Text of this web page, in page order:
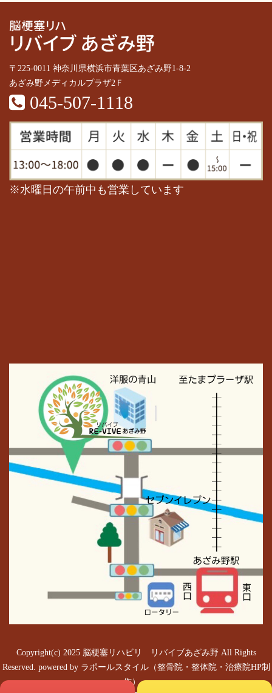
〒225-0011 神奈川県横浜市青葉区あざみ野1-8-2
あざみ野メディカルプラザ2Ｆ
045-507-1118
※水曜日の午前中も営業しています
Copyright(c) 2025 脳梗塞リハビリ リバイブあざみ野 All Rights
Reserved. powered by ラポールスタイル（整骨院・整体院・治療院HP制
作）